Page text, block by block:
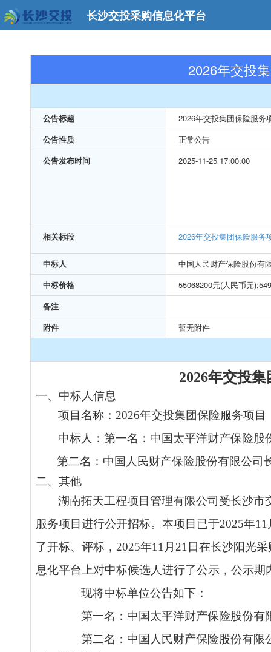
长沙交投采购信息化平台
2026年交投
公告标题
2026年交投集团保险服务
公告性质
正常公告
公告发布时间
2025-11-25 17:00:00
相关标段 2026年交投集团保险服务
中标人
中国人民财产保险股份有
中标价格
55068200元(人民币元
备注
附件
暂无附件
2026年交投集
一、中标人信息
项目名称： 2026年交投集团保险服务项目
中标人： 第一名： 中国太平洋财产保险股
第二名： 中国人民财产保险股份有限公司
二、其他
湖南拓天工程项目管理有限公司受长沙
服务项目进行公开招标。本项目已于2025年11
了开标、评标，2025年11 月 21 日在长沙阳光
息化平台 上对中标候选人进行了公示，公示期
现将中标单位公告如下：
第一名： 中国太平洋财产保险股份有
第二名： 中国人民财产保险股份有限